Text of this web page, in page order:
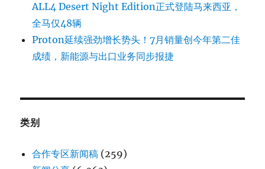
ALL4 Desert Night Edition正式登陆马来西亚，
全马仅48辆
Proton延续强劲增长势头！7月销量创今年第二佳
成绩，新能源与出口业务同步报捷
类别
合作专区新闻稿 (259)